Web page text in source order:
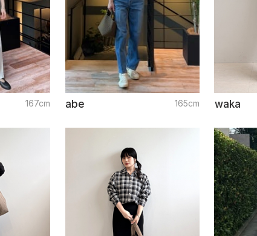
167cm abe 165cm waka